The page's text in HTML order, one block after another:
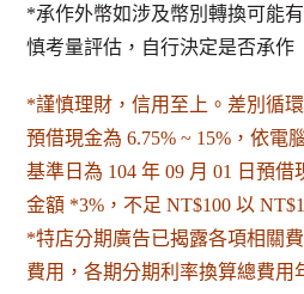
*承作外幣如涉及幣別轉換可能
慎考量評估，自行決定是否承作
*謹慎理財，信用至上。差別循
預借現金為 6.75% ~ 15%，依電
基準日為 104 年 09 月 01 日預
金額 *3%，不足 NT$100 以
*特店分期廣告已揭露各項相關
費用，各期分期利率換算總費用